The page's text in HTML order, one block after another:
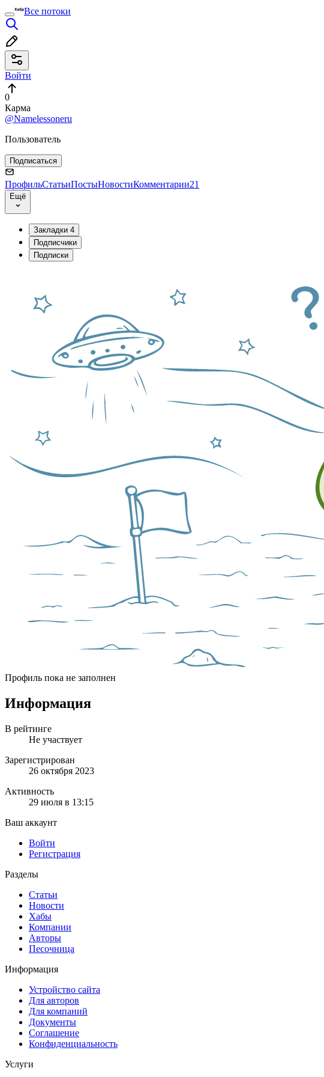
Все потоки
Войти
0
Карма
@Namelessoneru
Пользователь
Подписаться
ПрофильСтатьиПостыНовостиКомментарии21
Ещё
Закладки 4
Подписчики
Подписки
Профиль пока не заполнен
Информация
В рейтинге
Не участвует
Зарегистрирован
26 октября 2023
Активность
29 июля в 13:15
Ваш аккаунт
Войти
Регистрация
Разделы
Статьи
Новости
Хабы
Компании
Авторы
Песочница
Информация
Устройство сайта
Для авторов
Для компаний
Документы
Соглашение
Конфиденциальность
Услуги